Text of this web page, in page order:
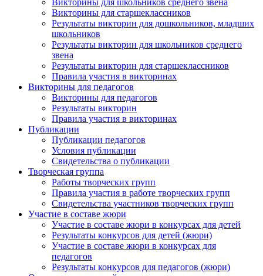
Викторины для школьников среднего звена
Викторины для старшеклассников
Результаты викторин для дошкольников, младших
школьников
Результаты викторин для школьников среднего
звена
Результаты викторин для старшеклассников
Правила участия в викторинах
Викторины для педагогов
Викторины для педагогов
Результаты викторин
Правила участия в викторинах
Публикации
Публикации педагогов
Условия публикации
Свидетельства о публикации
Творческая группа
Работы творческих групп
Правила участия в работе творческих групп
Свидетельства участников творческих групп
Участие в составе жюри
Участие в составе жюри в конкурсах для детей
Результаты конкурсов для детей (жюри)
Участие в составе жюри в конкурсах для
педагогов
Результаты конкурсов для педагогов (жюри)